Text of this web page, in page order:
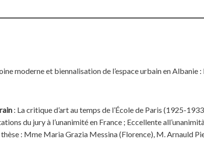
moderne et biennalisation de l’espace urbain en Albanie
: La critique d’art au temps de l’École de Paris (1925-
du jury à l’unanimité en France ; Eccellente
: Mme Maria Grazia Messina (Florence), M. Arnauld